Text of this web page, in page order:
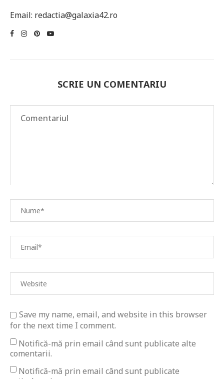
Email: redactia@galaxia42.ro
SCRIE UN COMENTARIU
Save my name, email, and website in this browser
for the next time I comment.
Notifică-mă prin email când sunt publicate alte
comentarii.
Notifică-mă prin email când sunt publicate